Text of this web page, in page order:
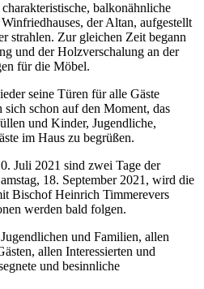
balkonähnliche
der Altan, aufgestellt
strahlen. Zur gleichen Zeit begann
und der Holzverschalung an der
für die Möbel.
seine Türen für alle Gäste
schon auf den Moment, das
und Kinder, Jugendliche,
im Haus zu begrüßen.
Juli 2021 sind zwei Tage der
18. September 2021, wird die
Bischof Heinrich Timmerevers
werden bald folgen.
und Familien, allen
allen Interessierten und
und besinnliche